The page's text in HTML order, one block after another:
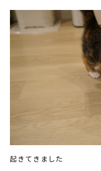
起きてきました